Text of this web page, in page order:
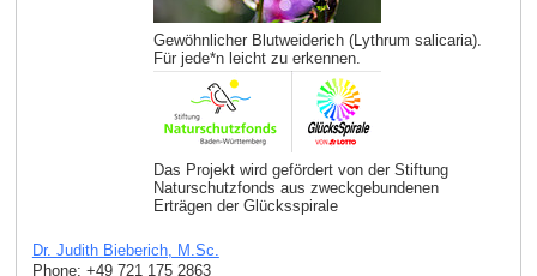
Gewöhnlicher Blutweiderich (Lythrum salicaria).
Für jede*n leicht zu erkennen.
Das Projekt wird gefördert von der Stiftung
Naturschutzfonds aus zweckgebundenen
Erträgen der Glücksspirale
Dr. Judith Bieberich, M.Sc.
Phone: +49 721 175 2863